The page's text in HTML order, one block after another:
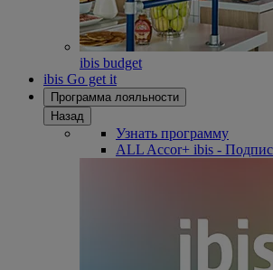
ibis budget
ibis Go get it
Программа лояльности
Назад
Узнать программу
ALL Accor+ ibis -